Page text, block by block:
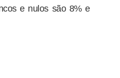
e nulos são 8% e